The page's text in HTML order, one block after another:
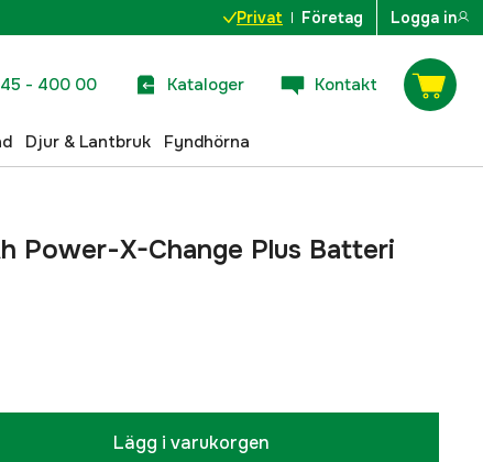
Privat Företag Logga in
- 400 00 Kataloger Kontakt
Djur & Lantbruk Fyndhörna
Power-X-Change Plus Batteri
Lägg i varukorgen